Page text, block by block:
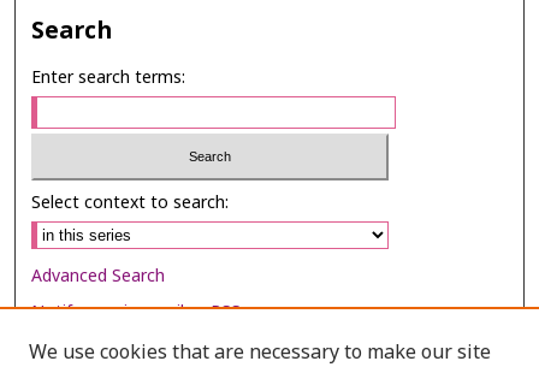
Search
Enter search terms:
Select context to search:
Advanced Search
Notify me via email orRSS
We use cookies that are necessary to make our site